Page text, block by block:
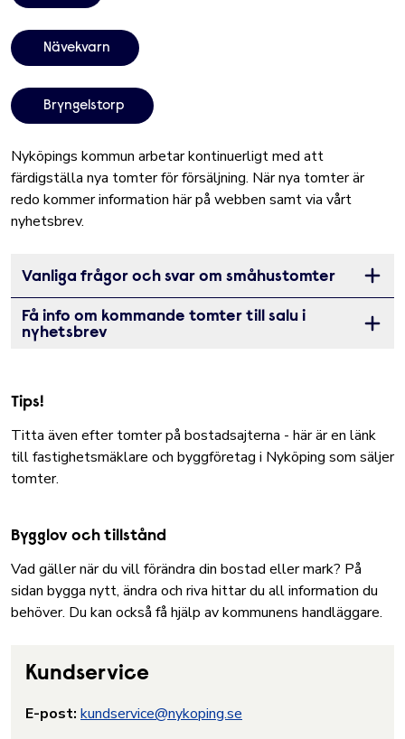
Nävekvarn
Bryngelstorp
Nyköpings kommun arbetar kontinuerligt med att
färdigställa nya tomter för försäljning. När nya tomter är
redo kommer information här på webben samt via vårt
nyhetsbrev.
Vanliga frågor och svar om småhustomter
Få info om kommande tomter till salu i
nyhetsbrev
Tips!
Titta även efter tomter på bostadsajterna - här är en länk
till fastighetsmäklare och byggföretag i Nyköping som säljer
tomter.
Bygglov och tillstånd
Vad gäller när du vill förändra din bostad eller mark? På
sidan bygga nytt, ändra och riva hittar du all information du
behöver. Du kan också få hjälp av kommunens handläggare.
Kundservice
E-post: kundservice@nykoping.se